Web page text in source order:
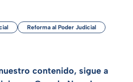
Reforma al Poder Judicial
contenido, sigue a